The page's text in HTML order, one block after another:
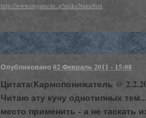
http://www.tmgame.ru...p?nick=NunuNini
Опубликовано 02 Февраль 2011 - 15:08
Цитата(Кармопонижатель @
Читаю эту кучу однотипных
место применить - а не таскать